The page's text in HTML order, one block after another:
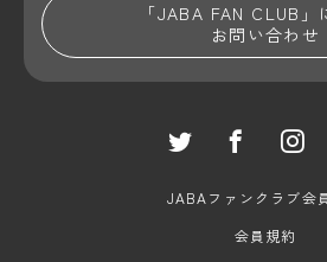
「JABA FAN CLUB」
お問い合わせ
JABAファンクラブ会
会員規約